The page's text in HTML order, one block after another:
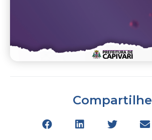
Compartilhe